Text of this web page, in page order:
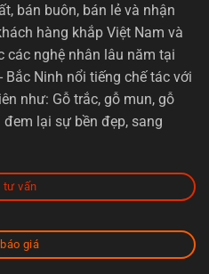
bán buôn, bán lẻ và nhận
hàng khắp Việt Nam và
các nghệ nhân lâu năm tại
Bắc Ninh nổi tiếng chế tác với
như: Gỗ trắc, gỗ mun, gỗ
lại sự bền đẹp, sang
tư vấn
giá